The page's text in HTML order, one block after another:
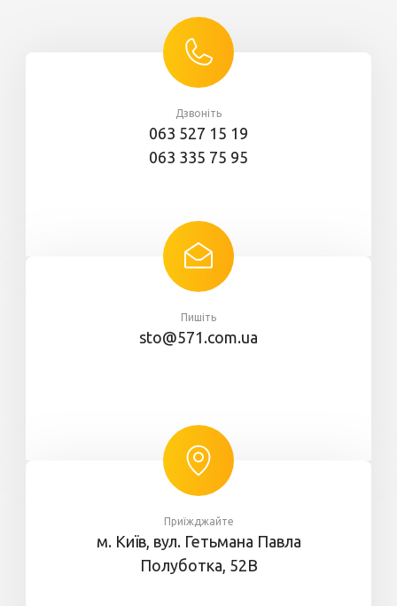
Дзвоніть
063 527 15 19
063 335 75 95
Пишіть
sto@571.com.ua
Приїжджайте
м. Київ, вул. Гетьмана Павла
Полуботка, 52В